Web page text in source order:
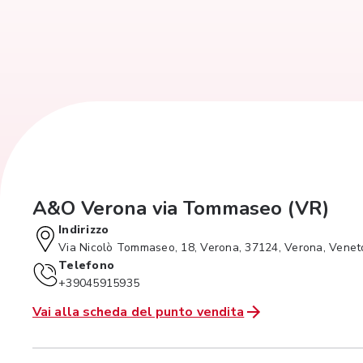
A&O Verona via Tommaseo (VR)
Indirizzo
Via Nicolò Tommaseo, 18, Verona, 37124, Verona,
Telefono
+39045915935
Vai alla scheda del punto vendita